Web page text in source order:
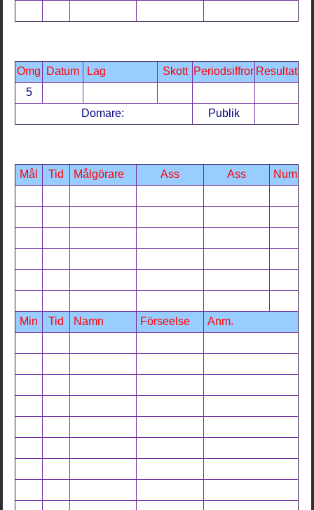
Omg Datum Lag Skott Periodsiffror Resultat
5
Domare:
Publik
Mål Tid Målgörare Ass Ass Num
Min Tid Namn Förseelse Anm.